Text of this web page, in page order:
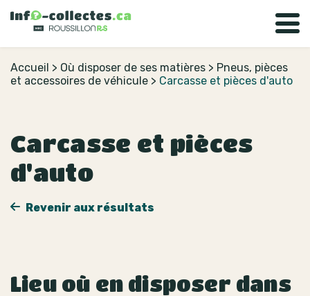
Accueil > Où disposer de ses matières > Pneus, pièces
et accessoires de véhicule > Carcasse et pièces d'auto
Carcasse et pièces
d'auto
Revenir aux résultats
Lieu où en disposer dans